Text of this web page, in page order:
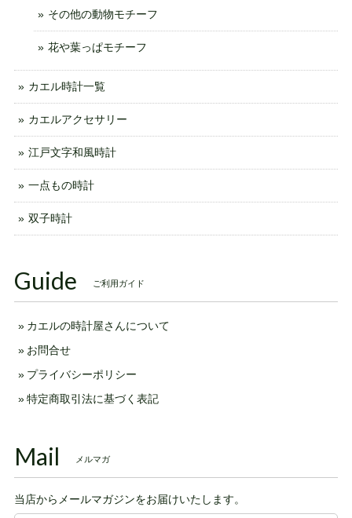
その他の動物モチーフ
花や葉っぱモチーフ
カエル時計一覧
カエルアクセサリー
江戸文字和風時計
一点もの時計
双子時計
Guide ご利用ガイド
カエルの時計屋さんについて
お問合せ
プライバシーポリシー
特定商取引法に基づく表記
Mail メルマガ
当店からメールマガジンをお届けいたします。